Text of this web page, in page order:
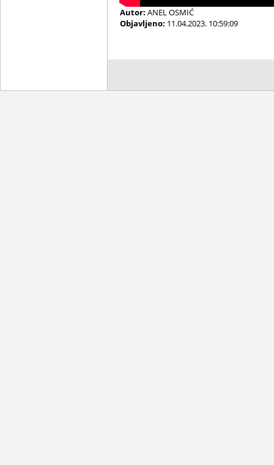
Autor: ANEL OSMIĆ
Objavljeno: 11.04.2023. 10:59:09